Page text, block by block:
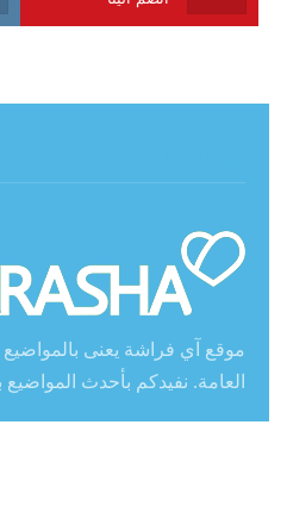
موقع آي فراشة يعنى بالمواضيع
العامة. نفيدكم بأحدث المواضيع